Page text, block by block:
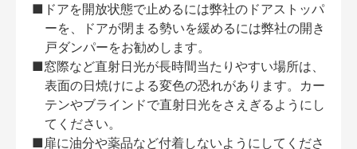
■ドアを開放状態で止めるには弊社のドアストッパ
ーを、ドアが閉まる勢いを緩めるには弊社の開き
戸ダンパーをお勧めします。
■窓際など直射日光が長時間当たりやすい場所は、
表面の日焼けによる変色の恐れがあります。カー
テンやブラインドで直射日光をさえぎるようにし
てください。
■扉に油分や薬品など付着しないようにしてくださ